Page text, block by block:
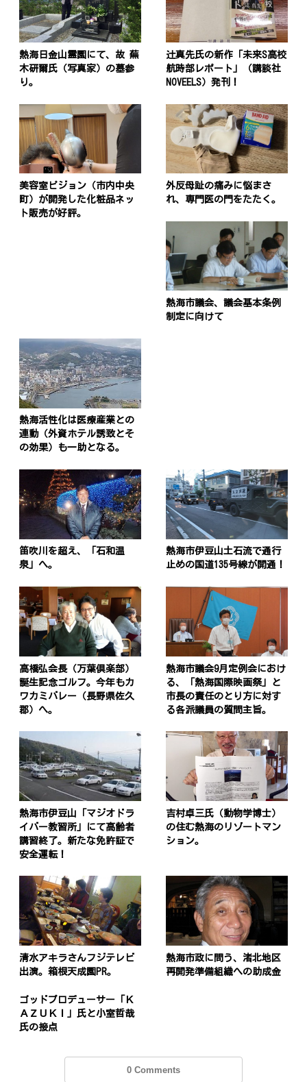
熱海日金山霊園にて、故 蕪
木研爾氏（写真家）の墓参
り。
辻真先氏の新作「未来S高校
航時部レポート」（講談社
NOVEELS）発刊！
美容室ピジョン（市内中央
町）が開発した化粧品ネッ
ト販売が好評。
外反母趾の痛みに悩まさ
れ、専門医の門をたたく。
熱海市議会、議会基本条例
制定に向けて
熱海活性化は医療産業との
連動（外資ホテル誘致とそ
の効果）も一助となる。
笛吹川を超え、「石和温
泉」へ。
熱海市伊豆山土石流で通行
止めの国道135号線が開通！
高橋弘会長（万葉倶楽部）
誕生記念ゴルフ。今年もカ
ワカミバレー（長野県佐久
郡）へ。
熱海市議会9月定例会におけ
る、「熱海国際映画祭」と
市長の責任のとり方に対す
る各派議員の質問主旨。
熱海市伊豆山「マジオドラ
イバー教習所」にて高齢者
講習終了。新たな免許証で
安全運転！
吉村卓三氏（動物学博士）
の住む熱海のリゾートマン
ション。
清水アキラさんフジテレビ
出演。箱根天成園PR。
熱海市政に問う、渚北地区
再開発準備組織への助成金
ゴッドプロデューサー「Ｋ
ＡＺＵＫＩ」氏と小室哲哉
氏の接点
0 Comments